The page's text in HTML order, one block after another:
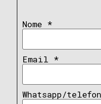
Nome *
Email *
Whatsapp/